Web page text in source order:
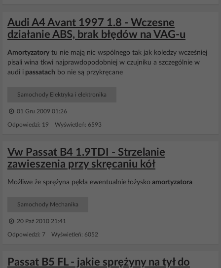
Audi A4 Avant 1997 1.8 - Wczesne
działanie ABS, brak błędów na VAG-u
Amortyzatory tu nie mają nic wspólnego tak jak koledzy wcześniej
pisali wina tkwi najprawdopodobniej w czujniku a szczególnie w
audi i passatach bo nie są przykręcane
Samochody Elektryka i elektronika
01 Gru 2009 01:26
Odpowiedzi: 19 Wyświetleń: 6593
Vw Passat B4 1.9TDI - Strzelanie
zawieszenia przy skręcaniu kół
Możliwe że sprężyna pękła ewentualnie łożysko amortyzatora
Samochody Mechanika
20 Paź 2010 21:41
Odpowiedzi: 7 Wyświetleń: 6052
Passat B5 FL - jakie sprężyny na tył do